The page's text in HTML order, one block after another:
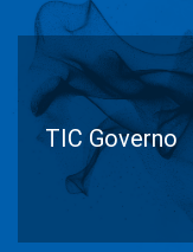
TIC Governo